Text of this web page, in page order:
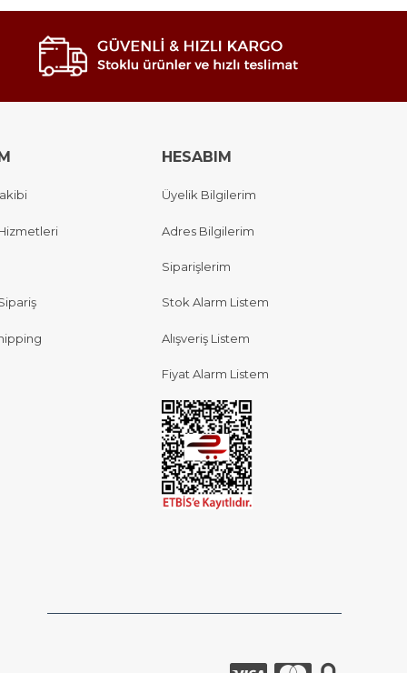
HESABIM
Üyelik Bilgilerim
Adres Bilgilerim
Siparişlerim
Stok Alarm Listem
Alışveriş Listem
Fiyat Alarm Listem